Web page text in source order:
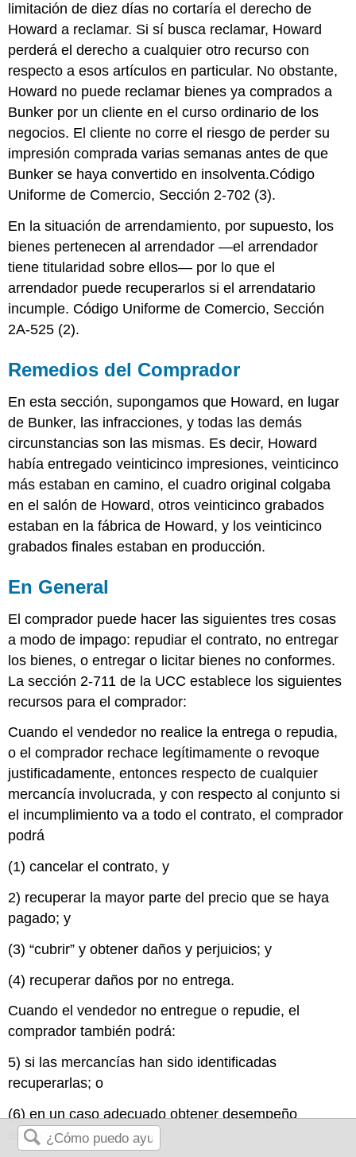
limitación de diez días no cortaría el derecho de
Howard a reclamar. Si sí busca reclamar, Howard
perderá el derecho a cualquier otro recurso con
respecto a esos artículos en particular. No obstante,
Howard no puede reclamar bienes ya comprados a
Bunker por un cliente en el curso ordinario de los
negocios. El cliente no corre el riesgo de perder su
impresión comprada varias semanas antes de que
Bunker se haya convertido en insolventa.Código
Uniforme de Comercio, Sección 2-702 (3).
En la situación de arrendamiento, por supuesto, los
bienes pertenecen al arrendador —el arrendador
tiene titularidad sobre ellos— por lo que el
arrendador puede recuperarlos si el arrendatario
incumple. Código Uniforme de Comercio, Sección
2A-525 (2).
Remedios del Comprador
En esta sección, supongamos que Howard, en lugar
de Bunker, las infracciones, y todas las demás
circunstancias son las mismas. Es decir, Howard
había entregado veinticinco impresiones, veinticinco
más estaban en camino, el cuadro original colgaba
en el salón de Howard, otros veinticinco grabados
estaban en la fábrica de Howard, y los veinticinco
grabados finales estaban en producción.
En General
El comprador puede hacer las siguientes tres cosas
a modo de impago: repudiar el contrato, no entregar
los bienes, o entregar o licitar bienes no conformes.
La sección 2-711 de la UCC establece los siguientes
recursos para el comprador:
Cuando el vendedor no realice la entrega o repudia,
o el comprador rechace legítimamente o revoque
justificadamente, entonces respecto de cualquier
mercancía involucrada, y con respecto al conjunto si
el incumplimiento va a todo el contrato, el comprador
podrá
(1) cancelar el contrato, y
2) recuperar la mayor parte del precio que se haya
pagado; y
(3) “cubrir” y obtener daños y perjuicios; y
(4) recuperar daños por no entrega.
Cuando el vendedor no entregue o repudie, el
comprador también podrá:
5) si las mercancías han sido identificadas
recuperarlas; o
(6) en un caso adecuado obtener desempeño
específico o